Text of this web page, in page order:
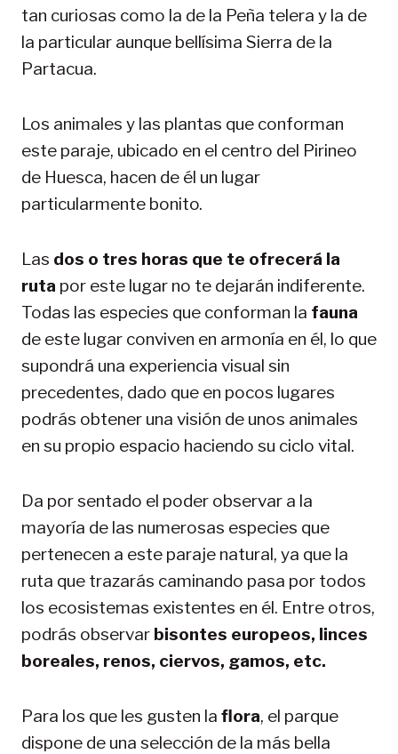
tan curiosas como la de la Peña telera y la de
la particular aunque bellísima Sierra de la
Partacua.
Los animales y las plantas que conforman
este paraje, ubicado en el centro del Pirineo
de Huesca, hacen de él un lugar
particularmente bonito.
Las dos o tres horas que te ofrecerá la
ruta por este lugar no te dejarán indiferente.
Todas las especies que conforman la fauna
de este lugar conviven en armonía en él, lo que
supondrá una experiencia visual sin
precedentes, dado que en pocos lugares
podrás obtener una visión de unos animales
en su propio espacio haciendo su ciclo vital.
Da por sentado el poder observar a la
mayoría de las numerosas especies que
pertenecen a este paraje natural, ya que la
ruta que trazarás caminando pasa por todos
los ecosistemas existentes en él. Entre otros,
podrás observar bisontes europeos, linces
boreales, renos, ciervos, gamos, etc.
Para los que les gusten la flora, el parque
dispone de una selección de la más bella